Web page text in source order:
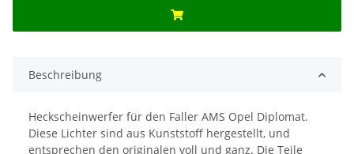
Beschreibung
Heckscheinwerfer für den Faller AMS Opel Diplomat.
Diese Lichter sind aus Kunststoff hergestellt, und
entsprechen den originalen voll und ganz. Die Teile